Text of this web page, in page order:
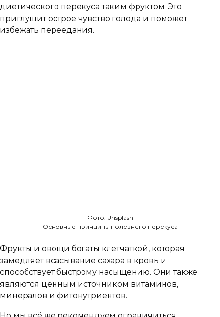
диетического перекуса таким фруктом. Это
приглушит острое чувство голода и поможет
избежать переедания.
Фото: Unsplash
Основные принципы полезного перекуса
Фрукты и овощи богаты клетчаткой, которая
замедляет всасывание сахара в кровь и
способствует быстрому насыщению. Они также
являются ценным источником витаминов,
минералов и фитонутриентов.